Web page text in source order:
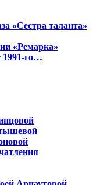
«Сестра таланта»
«Ремарка»
го…